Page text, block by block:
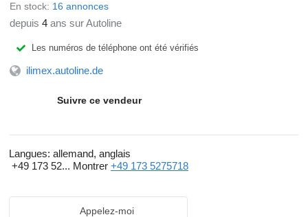
En stock: 16 annonces
depuis 4 ans sur Autoline
Les numéros de téléphone ont été vérifiés
ilimex.autoline.de
Suivre ce vendeur
Langues: allemand, anglais
+49 173 52... Montrer +49 173 5275718
Appelez-moi